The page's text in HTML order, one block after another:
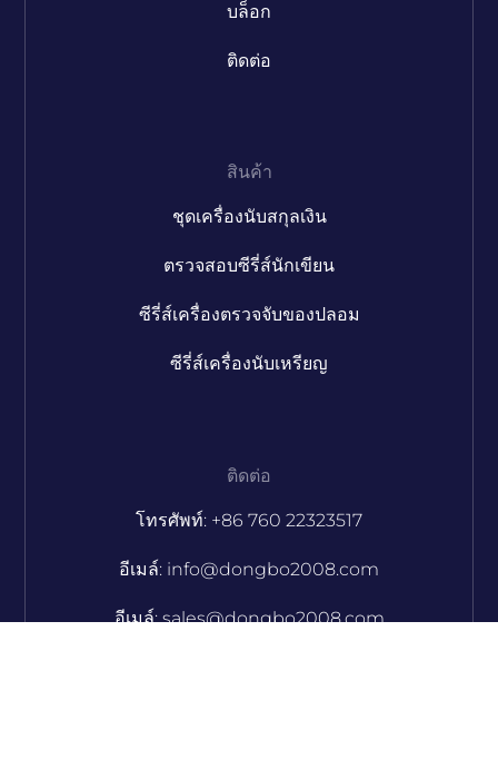
บล็อก
ติดต่อ
สินค้า
ชุดเครื่องนับสกุลเงิน
ตรวจสอบซีรี่ส์นักเขียน
ซีรี่ส์เครื่องตรวจจับของปลอม
ซีรี่ส์เครื่องนับเหรียญ
ติดต่อ
โทรศัพท์: +86 760 22323517
อีเมล์: info@dongbo2008.com
อีเมล์: sales@dongbo2008.com